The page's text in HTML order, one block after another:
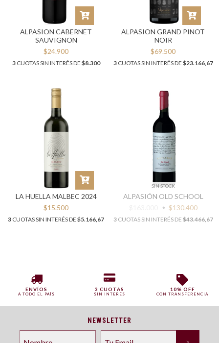
ALPASION CABERNET
SAUVIGNON
$24.900
3CUOTAS SIN INTERÉS DE $8.300
ALPASION GRAND PINOT
NOIR
$69.500
3CUOTAS SIN INTERÉS DE $23.166,67
LA HUELLA MALBEC 2024
$15.500
3 CUOTAS SIN INTERÉS DE $5.166,67
SIN STOCK
ALPASIÓN OLD SCHOOL
$163.000
$130.400
3CUOTAS SIN INTERÉS DE $43.466,67
ENVÍOS
A TODO EL PAÍS
3 CUOTAS
SIN INTERÉS
10% OFF
CON TRANSFERENCIA
NEWSLETTER